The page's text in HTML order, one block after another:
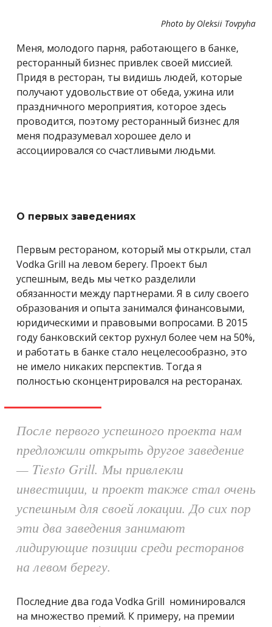
Photo by Oleksii Tovpyha
Меня, молодого парня, работающего в банке,
ресторанный бизнес привлек своей миссией.
Придя в ресторан, ты видишь людей, которые
получают удовольствие от обеда, ужина или
праздничного мероприятия, которое здесь
проводится, поэтому ресторанный бизнес для
меня подразумевал хорошее дело и
ассоциировался со счастливыми людьми.
О первых заведениях
Первым рестораном, который мы открыли, стал
Vodka Grill на левом берегу. Проект был
успешным, ведь мы четко разделили
обязанности между партнерами. Я в силу своего
образования и опыта занимался финансовыми,
юридическими и правовыми вопросами. В 2015
году банковский сектор рухнул более чем на 50%,
и работать в банке стало нецелесообразно, это
не имело никаких перспектив. Тогда я
полностью сконцентрировался на ресторанах.
После первого успешного проекта нам
предложили открыть другое заведение
— Tiesto Grill. Мы привлекли
инвестиции, и проект также стал очень
успешным для своей локации. До сих пор
эти два заведения занимают
лидирующие позиции среди ресторанов
на левом берегу.
Последние два года Vodka Grill номинировался
на множество премий. К примеру, на премии